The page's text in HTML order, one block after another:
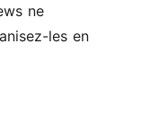
ne
les en